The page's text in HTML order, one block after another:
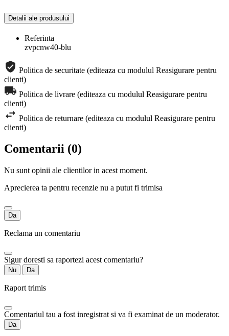
Detalii ale produsului
Referinta
zvpcnw40-blu
Politica de securitate (editeaza cu modulul Reasigurare pentru
clienti)
Politica de livrare (editeaza cu modulul Reasigurare pentru
clienti)
Politica de returnare (editeaza cu modulul Reasigurare pentru
clienti)
Comentarii (0)
Nu sunt opinii ale clientilor in acest moment.
Aprecierea ta pentru recenzie nu a putut fi trimisa
Da
Reclama un comentariu
Sigur doresti sa raportezi acest comentariu?
Nu Da
Raport trimis
Comentariul tau a fost inregistrat si va fi examinat de un moderator.
Da